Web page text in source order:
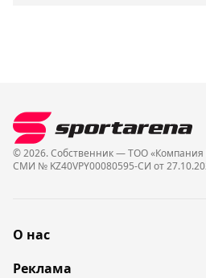
© 2026. Собственник — ТОО
СМИ № KZ40VPY00080595-СИ от
О нас
Реклама